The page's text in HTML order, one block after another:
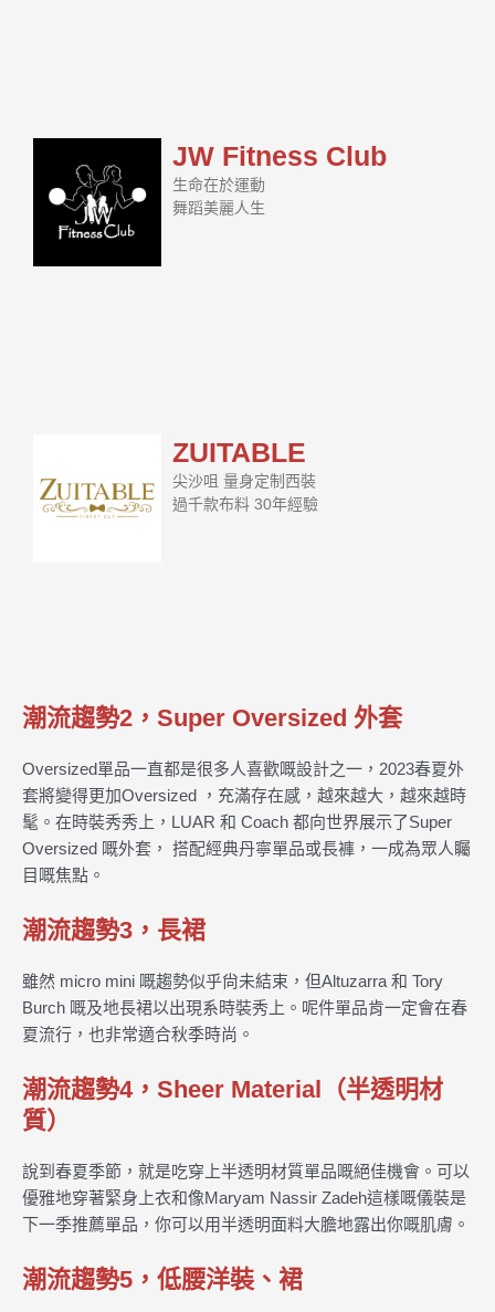
JW Fitness Club
生命在於運動
舞蹈美麗人生
ZUITABLE
尖沙咀 量身定制西裝
過千款布料 30年經驗
潮流趨勢2，Super Oversized 外套
Oversized單品一直都是很多人喜歡嘅設計之一，2023春夏外
套將變得更加Oversized ，充滿存在感，越來越大，越來越時
髦。在時裝秀秀上，LUAR 和 Coach 都向世界展示了Super
Oversized 嘅外套， 搭配經典丹寧單品或長褲，一成為眾人矚
目嘅焦點。
潮流趨勢3，長裙
雖然 micro mini 嘅趨勢似乎尙未結束，但Altuzarra 和 Tory
Burch 嘅及地長裙以出現系時裝秀上。呢件單品肯一定會在春
夏流行，也非常適合秋季時尚。
潮流趨勢4，Sheer Material（半透明材
質）
說到春夏季節，就是吃穿上半透明材質單品嘅絕佳機會。可以
優雅地穿著緊身上衣和像Maryam Nassir Zadeh這樣嘅儀裝是
下一季推薦單品，你可以用半透明面料大膽地露出你嘅肌膚。
潮流趨勢5，低腰洋裝、裙